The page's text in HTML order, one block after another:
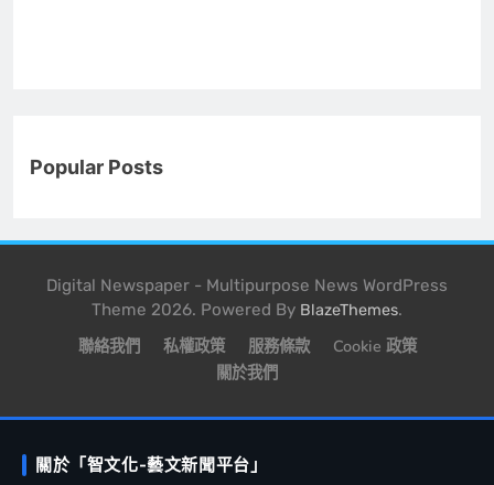
Popular Posts
Digital Newspaper - Multipurpose News WordPress
Theme 2026. Powered By BlazeThemes.
聯絡我們 私權政策 服務條款
Cookie 政策
關於我們
關於「智文化-藝文新聞平台」